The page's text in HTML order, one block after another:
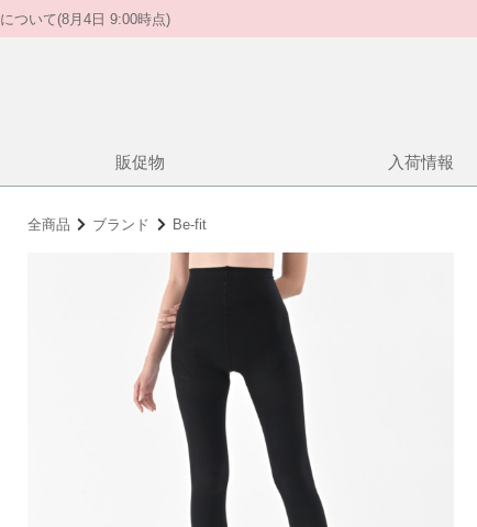
ついて(8月4日 9:00時点)
販促物 入荷情報
全商品 ブランド Be-fit